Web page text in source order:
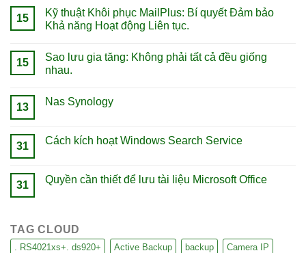
15
Kỹ thuật Khôi phục MailPlus: Bí quyết Đảm bảo
Khả năng Hoạt động Liên tục.
15
Sao lưu gia tăng: Không phải tất cả đều giống
nhau.
13 Nas Synology
31 Cách kích hoạt Windows Search Service
31 Quyền cần thiết để lưu tài liệu Microsoft Office
TAG CLOUD
. RS4021xs+. ds920+ Active Backup backup Camera IP